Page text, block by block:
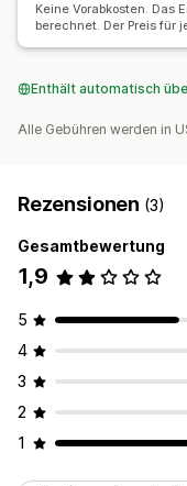
Keine Vorabkosten. Das
berechnet. Der Preis für
Enthält automatisch
Alle Gebühren werden in
Rezensionen (3)
Gesamtbewertung
1,9
5
4
3
2
1